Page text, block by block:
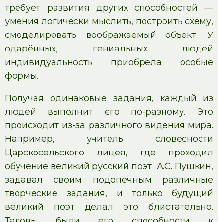
требует развития других способностей —
умения логически мыслить, построить схему,
смоделировать воображаемый объект. У
одарённых, гениальных людей
индивидуальность приобрела особые
формы.
Получая одинаковые задания, каждый из
людей выполнит его по-разному. Это
происходит из-за различного видения мира.
Например, учитель словесности
Царскосельского лицея, где проходил
обучение великий русский поэт А.С. Пушкин,
задавал своим подопечным различные
творческие задания, и только будущий
великий поэт делал это блистательно.